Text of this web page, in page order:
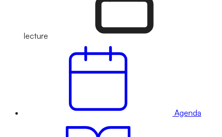
lecture
Agenda